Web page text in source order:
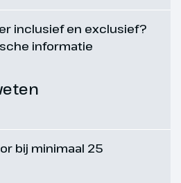
ons hotel.
inclusief en exclusief?
informatie
bij minimaal 25